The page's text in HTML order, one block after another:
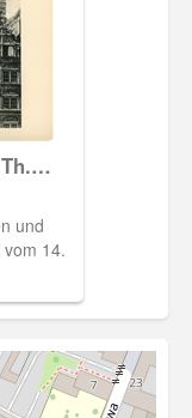
und
14.